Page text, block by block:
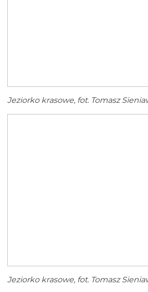
Jeziorko krasowe, fot. Tomasz
Jeziorko krasowe, fot. Tomasz